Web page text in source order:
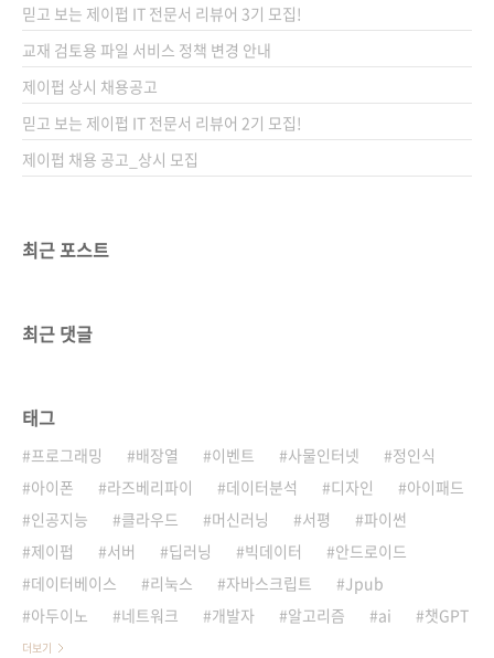
등으로 제품을 구매하기 위해 전날 밤부터 줄을
서기도 하죠. 이 글로벌 기업들은 어떻게 고객이
신제품 공개 행사를 밤을 새우며 보게 하고, 제품
출시 전날부터 줄을 서며 구매하도록 고객의 마
음을 훔쳤을까요? 제이펍 제품 기획 도서 《인스
파이어드..
믿고 보는 제이펍 IT 전문서 리뷰어 3기 모집!
교재 검토용 파일 서비스 정책 변경 안내
제이펍 상시 채용공고
믿고 보는 제이펍 IT 전문서 리뷰어 2기 모집!
제이펍 채용 공고_상시 모집
최근 포스트
최근 댓글
태그
프로그래밍 배장열 이벤트 사물인터넷
정인식
아이폰
라즈베리파이 데이터분석 디자인
아이패드
인공지능
클라우드 머신러닝 서평
파이썬
제이펍
서버 딥러닝 빅데이터
안드로이드
데이터베이스
리눅스 자바스크립트
Jpub
아두이노
네트워크 개발자 알고리즘 ai 챗GPT
더보기